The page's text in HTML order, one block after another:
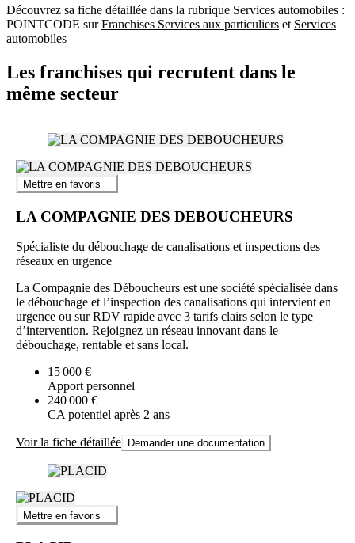
Découvrez sa fiche détaillée dans la rubrique Services automobiles :
POINTCODE surFranchises Services aux particuliers et Services
automobiles
Les franchises qui recrutent dans le
même secteur
Mettre en favoris
LA COMPAGNIE DES DEBOUCHEURS
Spécialiste du débouchage de canalisations et inspections des
réseaux en urgence
La Compagnie des Déboucheurs est une société spécialisée dans
le débouchage et l’inspection des canalisations qui intervient en
urgence ou sur RDV rapide avec 3 tarifs clairs selon le type
d’intervention. Rejoignez un réseau innovant dans le
débouchage, rentable et sans local.
15 000 €
Apport personnel
240 000 €
CA potentiel après 2 ans
Voir la fiche détaillée Demander une documentation
Mettre en favoris